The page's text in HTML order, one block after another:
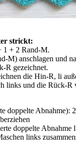
strickt:
1 + 2 Rand-M.
M) anschlagen und
R gezeichnet.
die Hin-R, li
links und die Rück-R
doppelte Abnahme):
doppelte Abnahme
links